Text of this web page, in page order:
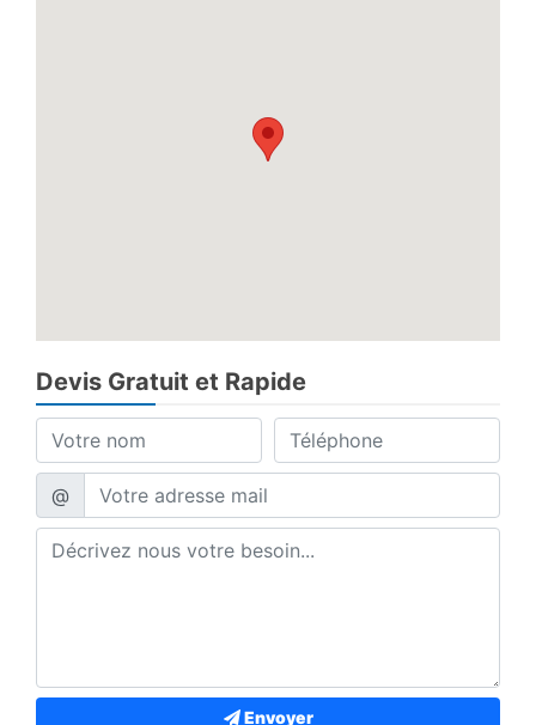
Devis Gratuit et Rapide
@
Envoyer